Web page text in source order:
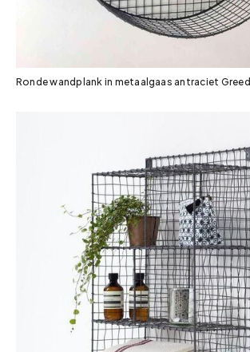
Ronde wandplank in metaalgaas antraciet Greed